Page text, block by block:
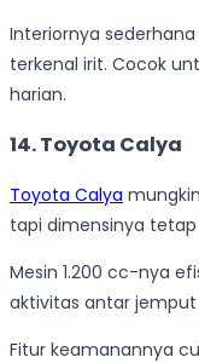
Interiornya
terkenal irit. Cocok
harian.
14. Toyota Calya
Toyota Calya
tapi dimensinya
Mesin 1.200 cc-nya
aktivitas antar
Fitur keamanannya